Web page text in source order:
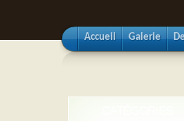
Accueil Galerie